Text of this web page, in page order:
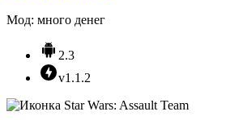
Мод: много денег
2.3
v1.1.2